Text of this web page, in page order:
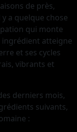
de près,
a quelque chose
qui monte
atteigne
et ses cycles
vibrants et
derniers mois,
suivants,
: